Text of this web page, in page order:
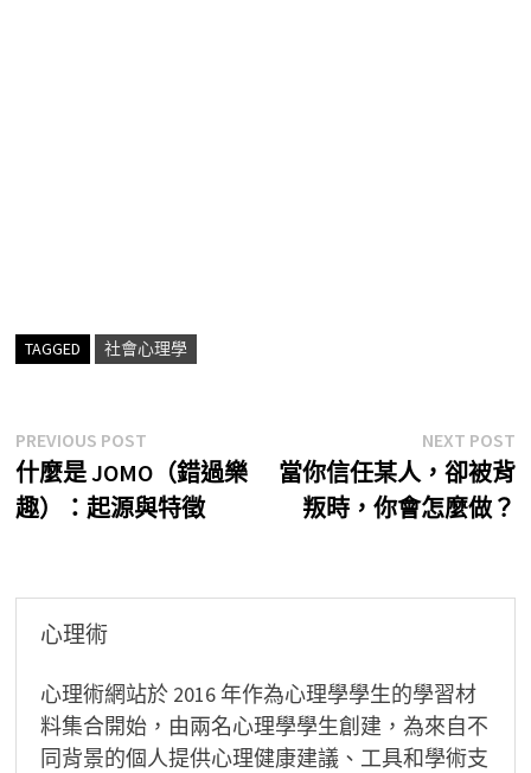
TAGGED 社會心理學
文
章
導
PREVIOUS POSTPrevious
post:
什麼是 JOMO（錯過樂
趣）：起源與特徵
NEXT POST
當你信任某人，卻被背
叛時，你會怎麼做？
心理術
心理術網站於 2016 年作為心理學學生的學習材
料集合開始，由兩名心理學學生創建，為來自不
同背景的個人提供心理健康建議、工具和學術支